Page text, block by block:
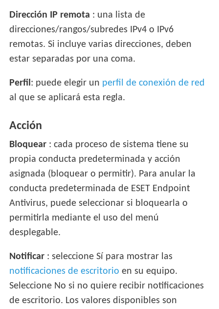
Dirección IP remota : una lista de
direcciones/rangos/subredes IPv4 o IPv6
remotas. Si incluye varias direcciones, deben
estar separadas por una coma.
Perfil: puede elegir un perfil de conexión de red
al que se aplicará esta regla.
Acción
Bloquear : cada proceso de sistema tiene su
propia conducta predeterminada y acción
asignada (bloquear o permitir). Para anular la
conducta predeterminada de ESET Endpoint
Antivirus, puede seleccionar si bloquearla o
permitirla mediante el uso del menú
desplegable.
Notificar : seleccione Sí para mostrar las
notificaciones de escritorio en su equipo.
Seleccione No si no quiere recibir notificaciones
de escritorio. Los valores disponibles son